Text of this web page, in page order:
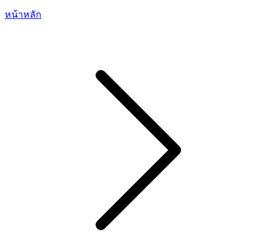
หน้าหลัก